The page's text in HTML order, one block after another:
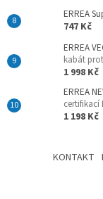
ERREA
747 Kč
ERREA
kabát
1 998 Kč
ERREA
certifikací
1 198 Kč
KONTAKT